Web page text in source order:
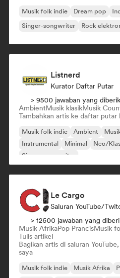
Musik folk indie Dream pop
Singer-songwriter
Rock
Listnerd
Kurator Daftar Putar
> 9500 jawaban yang
AmbientMusik klasikMusik
Tambahkan artis ke daftar putar
Musik folk indie Ambient
Instrumental
Minimal
Neo/
Singer-songwriter
Le Cargo
Saluran YouTube/
> 12500 jawaban yang
Musik AfrikaPop PrancisMusik
Tulis artikel
Bagikan artis di saluran
saya
Musik folk indie Musik Afrika